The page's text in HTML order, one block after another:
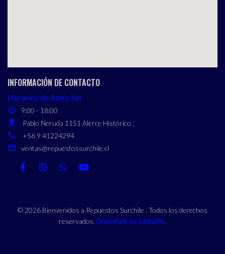
INFORMACIÓN DE CONTACTO
Horarios de Atención
9:00 - 18:00
Pablo Neruda 1151 Alerce Histórico ,
+56 9 41224294
ventas@repuestossurchile.cl
© 2026 Bienvenidos a Repuestos Surchile . Todos los derechos
reservados. Desarrollado por Jumpseller.